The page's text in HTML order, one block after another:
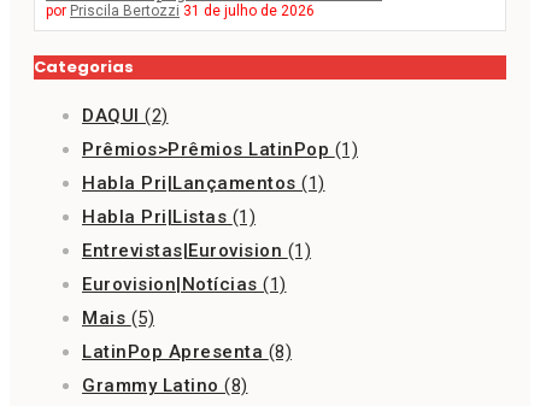
por Priscila Bertozzi 31 de julho de 2026
Categorias
DAQUI (2)
Prêmios>Prêmios LatinPop (1)
Habla Pri|Lançamentos (1)
Habla Pri|Listas (1)
Entrevistas|Eurovision (1)
Eurovision|Notícias (1)
Mais (5)
LatinPop Apresenta (8)
Grammy Latino (8)